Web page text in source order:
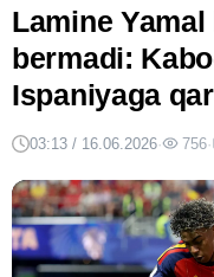
Lamine
bermadi:
Ispaniyaga
03:13 / 16.06.2026· 756·